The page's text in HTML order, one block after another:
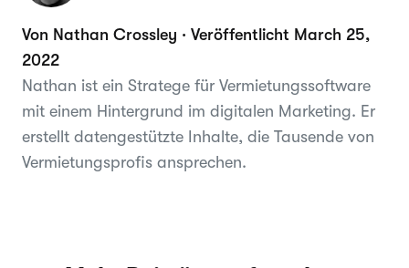
Von Nathan Crossley · Veröffentlicht March 25,
2022
Nathan ist ein Stratege für Vermietungssoftware
mit einem Hintergrund im digitalen Marketing. Er
erstellt datengestützte Inhalte, die Tausende von
Vermietungsprofis ansprechen.